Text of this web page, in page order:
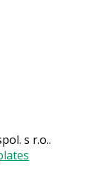
s r.o..